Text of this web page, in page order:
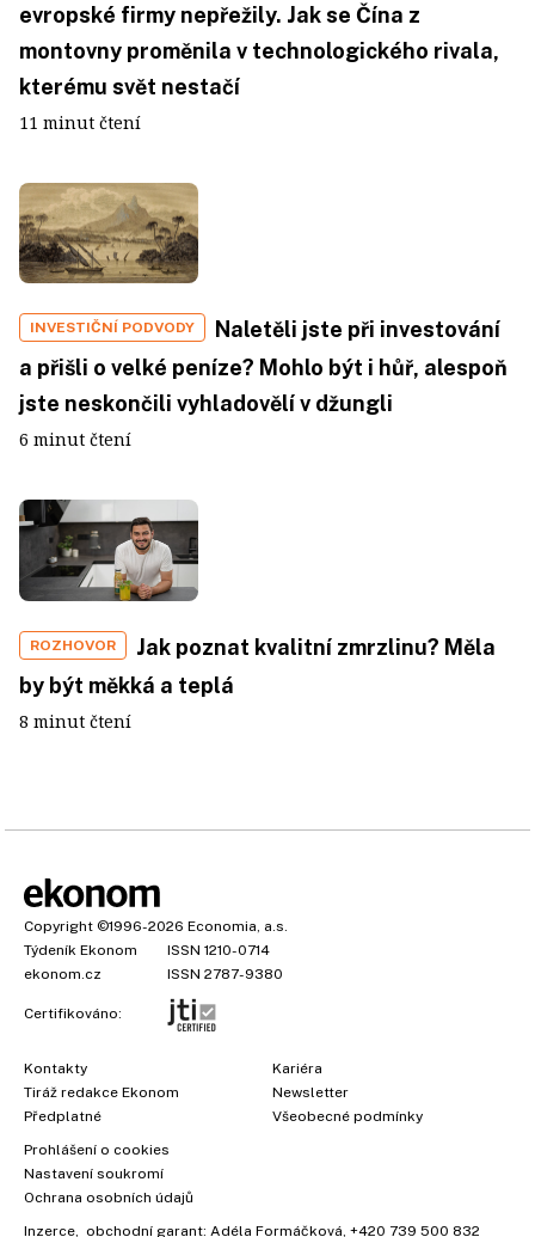
evropské firmy nepřežily. Jak se Čína z
montovny proměnila v technologického rivala,
kterému svět nestačí
11 minut čtení
INVESTIČNÍ PODVODY
Naletěli jste při investování
a přišli o velké peníze? Mohlo být i hůř, alespoň
jste neskončili vyhladovělí v džungli
6 minut čtení
ROZHOVOR
Jak poznat kvalitní zmrzlinu? Měla
by být měkká a teplá
8 minut čtení
Copyright ©1996-2026 Economia, a.s.
Týdeník Ekonom
ISSN 1210-0714
ekonom.cz
ISSN 2787-9380
Certifikováno:
Kontakty
Tiráž redakce Ekonom
Předplatné
Kariéra
Newsletter
Všeobecné podmínky
Prohlášení o cookies
Nastavení soukromí
Ochrana osobních údajů
Inzerce , obchodní garant: Adéla Formáčková +420 739 500 832